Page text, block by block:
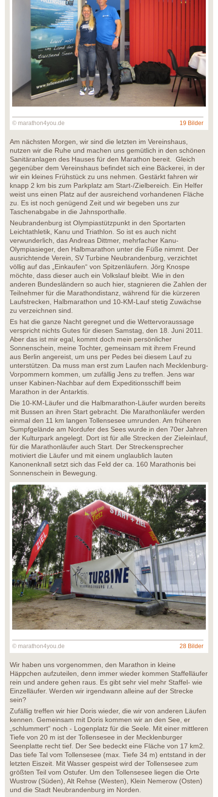
© marathon4you.de 19 Bilder
Am nächsten Morgen, wir sind die letzten im Vereinshaus,
nutzen wir die Ruhe und machen uns gemütlich in den schönen
Sanitäranlagen des Hauses für den Marathon bereit. Gleich
gegenüber dem Vereinshaus befindet sich eine Bäckerei, in der
wir ein kleines Frühstück zu uns nehmen. Gestärkt fahren wir
knapp 2 km bis zum Parkplatz am Start-/Zielbereich. Ein Helfer
weist uns einen Platz auf der ausreichend vorhandenen Fläche
zu. Es ist noch genügend Zeit und wir begeben uns zur
Taschenabgabe in die Jahnsporthalle.
Neubrandenburg ist Olympiastützpunkt in den Sportarten
Leichtathletik, Kanu und Triathlon. So ist es auch nicht
verwunderlich, das Andreas Dittmer, mehrfacher Kanu-
Olympiasieger, den Halbmarathon unter die Füße nimmt. Der
ausrichtende Verein, SV Turbine Neubrandenburg, verzichtet
völlig auf das „Einkaufen“ von Spitzenläufern. Jörg Knospe
möchte, dass dieser auch ein Volkslauf bleibt. Wie in den
anderen Bundesländern so auch hier, stagnieren die Zahlen der
Teilnehmer für die Marathondistanz, während für die kürzeren
Laufstrecken, Halbmarathon und 10-KM-Lauf stetig Zuwächse
zu verzeichnen sind.
Es hat die ganze Nacht geregnet und die Wettervoraussage
verspricht nichts Gutes für diesen Samstag, den 18. Juni 2011.
Aber das ist mir egal, kommt doch mein persönlicher
Sonnenschein, meine Tochter, gemeinsam mit ihrem Freund
aus Berlin angereist, um uns per Pedes bei diesem Lauf zu
unterstützen. Da muss man erst zum Laufen nach Mecklenburg-
Vorpommern kommen, um zufällig Jens zu treffen. Jens war
unser Kabinen-Nachbar auf dem Expeditionsschiff beim
Marathon in der Antarktis.
Die 10-KM-Läufer und die Halbmarathon-Läufer wurden bereits
mit Bussen an ihren Start gebracht. Die Marathonläufer werden
einmal den 11 km langen Tollensesee umrunden. Am früheren
Sumpfgelände am Nordufer des Sees wurde in den 70er Jahren
der Kulturpark angelegt. Dort ist für alle Strecken der Zieleinlauf,
für die Marathonläufer auch Start. Der Streckensprecher
motiviert die Läufer und mit einem unglaublich lauten
Kanonenknall setzt sich das Feld der ca. 160 Marathonis bei
Sonnenschein in Bewegung.
© marathon4you.de 28 Bilder
Wir haben uns vorgenommen, den Marathon in kleine
Häppchen aufzuteilen, denn immer wieder kommen Staffelläufer
rein und andere gehen raus. Es gibt sehr viel mehr Staffel- wie
Einzelläufer. Werden wir irgendwann alleine auf der Strecke
sein?
Zufällig treffen wir hier Doris wieder, die wir von anderen Läufen
kennen. Gemeinsam mit Doris kommen wir an den See, er
„schlummert“ noch - Logenplatz für die Seele. Mit einer mittleren
Tiefe von 20 m ist der Tollensesee in der Mecklenburger
Seenplatte recht tief. Der See bedeckt eine Fläche von 17 km2.
Das tiefe Tal vom Tollensesee (max. Tiefe 34 m) entstand in der
letzten Eiszeit. Mit Wasser gespeist wird der Tollensesee zum
größten Teil vom Ostufer. Um den Tollensesee liegen die Orte
Wustrow (Süden), Alt Rehse (Westen), Klein Nemerow (Osten)
und die Stadt Neubrandenburg im Norden.